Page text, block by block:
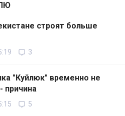
строят больше
3
"Куйлюк" временно не
причина
5